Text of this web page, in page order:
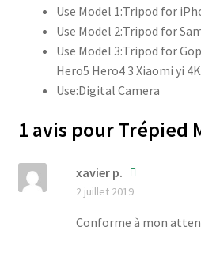
Use Model 1:Tripod for
Use Model 2:Tripod for
Use Model 3:Tripod for
Hero5 Hero4 3 Xiaomi yi 4K
Use:Digital Camera
1 avis pourTrépied
xavier p.
2 juillet 2019
Conforme à mon